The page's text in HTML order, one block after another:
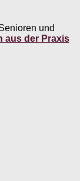
und
aus der Praxis